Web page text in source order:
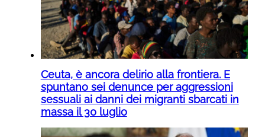
Ceuta, è ancora delirio alla frontiera. E
spuntano sei denunce per aggressioni
sessuali ai danni dei migranti sbarcati in
massa il 30 luglio